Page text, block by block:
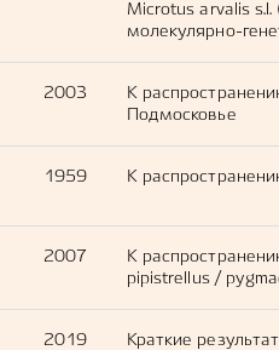
Microtus arvalis
молекулярно-
2003
К
Подмосковье
1959 К
2007
К
pipistrellus /
2019
Краткие